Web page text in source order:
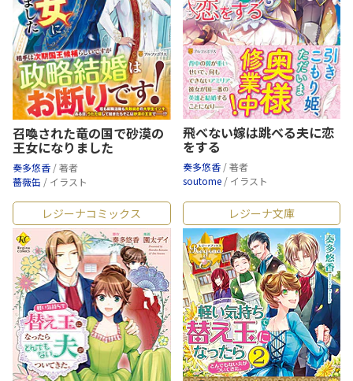
召喚された竜の国で砂漠の
王女になりました
奏多悠香 / 著者
薔薇缶 / イラスト
飛べない嫁は跳べる夫に恋
をする
奏多悠香 / 著者
soutome / イラスト
レジーナコミックス レジーナ文庫